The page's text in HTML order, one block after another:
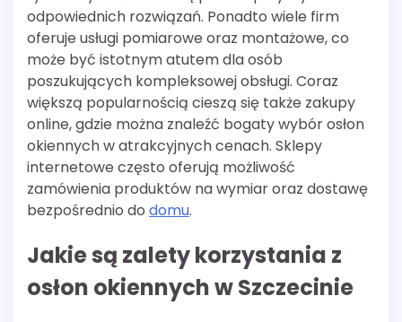
odpowiednich rozwiązań. Ponadto wiele firm
oferuje usługi pomiarowe oraz montażowe, co
może być istotnym atutem dla osób
poszukujących kompleksowej obsługi. Coraz
większą popularnością cieszą się także zakupy
online, gdzie można znaleźć bogaty wybór osłon
okiennych w atrakcyjnych cenach. Sklepy
internetowe często oferują możliwość
zamówienia produktów na wymiar oraz dostawę
bezpośrednio do domu.
Jakie są zalety korzystania z
osłon okiennych w Szczecinie